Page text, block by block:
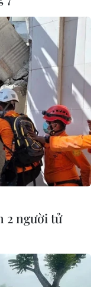
2 người tử